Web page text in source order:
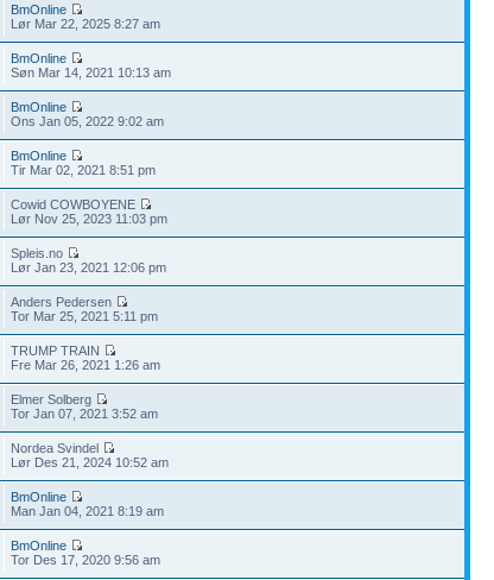
BmOnline
Lør Mar 22, 2025 8:27 am
BmOnline
Søn Mar 14, 2021 10:13 am
BmOnline
Ons Jan 05, 2022 9:02 am
BmOnline
Tir Mar 02, 2021 8:51 pm
Cowid COWBOYENE
Lør Nov 25, 2023 11:03 pm
Spleis.no
Lør Jan 23, 2021 12:06 pm
Anders Pedersen
Tor Mar 25, 2021 5:11 pm
TRUMP TRAIN
Fre Mar 26, 2021 1:26 am
Elmer Solberg
Tor Jan 07, 2021 3:52 am
Nordea Svindel
Lør Des 21, 2024 10:52 am
BmOnline
Man Jan 04, 2021 8:19 am
BmOnline
Tor Des 17, 2020 9:56 am